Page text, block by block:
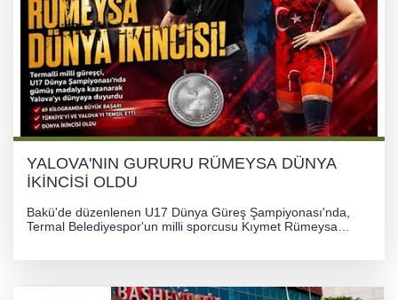
YALOVA'NIN GURURU RÜMEYSA DÜNYA
İKİNCİSİ OLDU
Bakü'de düzenlenen U17 Dünya Güreş Şampiyonası'nda,
Termal Belediyespor'un milli sporcusu Kıymet Rümeysa